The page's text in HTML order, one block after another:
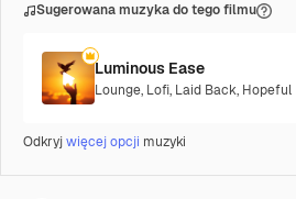
Sugerowana muzyka do tego filmu
Luminous Ease
Lounge, Lofi, Laid Back, Hopeful
Odkryjwięcej opcji muzyki